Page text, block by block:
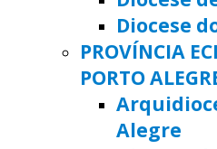
Diocese
PROVÍNCIA
PORTO
Alegre